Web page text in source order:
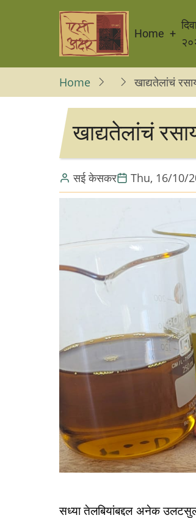
Home
Home खाद्यतेलांचं
खाद्यतेलांचं
सई केसकर Thu, 16/10/
सध्या तेलबियांबद्दल अनेक